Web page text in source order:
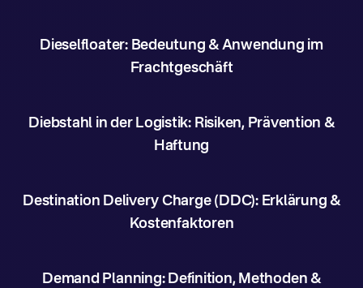
Dieselfloater: Bedeutung & Anwendung im
Frachtgeschäft
Diebstahl in der Logistik: Risiken, Prävention &
Haftung
Destination Delivery Charge (DDC): Erklärung &
Kostenfaktoren
Demand Planning: Definition, Methoden &